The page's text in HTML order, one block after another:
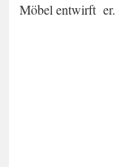
Möbel entwirft er.